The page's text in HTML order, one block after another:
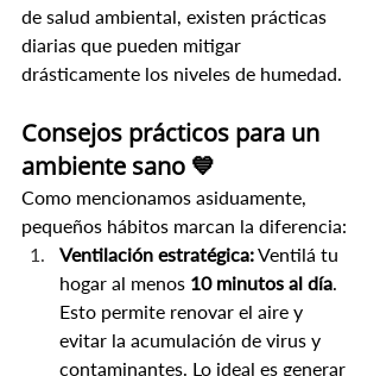
de salud ambiental, existen prácticas
diarias que pueden mitigar
drásticamente los niveles de humedad.
Consejos prácticos para un
ambiente sano 💙
Como mencionamos asiduamente,
pequeños hábitos marcan la diferencia:
Ventilación estratégica: Ventilá tu
hogar al menos 10 minutos al día
Esto permite renovar el aire y
evitar la acumulación de virus y
contaminantes. Lo ideal es generar